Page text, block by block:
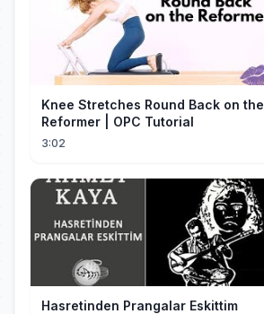
Knee Stretches Round Back on the
Reformer | OPC Tutorial
3:02
Hasretinden Prangalar Eskittim